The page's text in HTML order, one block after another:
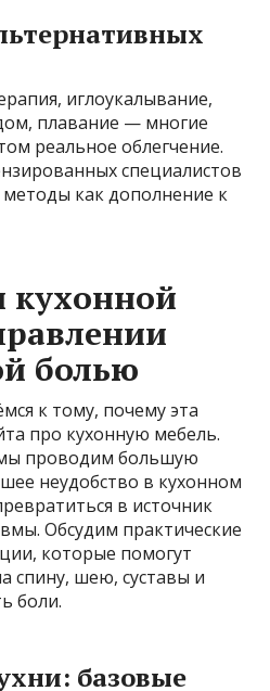
иглоукалывание,
плавание — многие
реальное облегчение.
специалистов
как дополнение к
кухонной
болью
к тому, почему эта
про кухонную мебель.
проводим большую
неудобство в кухонном
в источник
Обсудим практические
которые помогут
спину, шею, суставы и
боли.
базовые